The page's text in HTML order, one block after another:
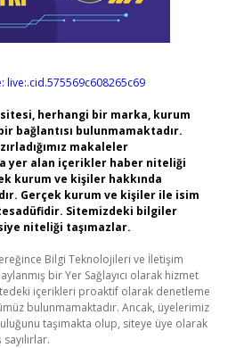
live:.cid.575569c608265c69
herhangi bir marka, kurum
bağlantısı bulunmamaktadır.
makaleler
yer alan içerikler haber niteliği
kurum ve kişiler hakkında
Gerçek kurum ve kişiler ile isim
Sitemizdeki bilgiler
niteliği taşımazlar.
Bilgi Teknolojileri ve İletişim
bir Yer Sağlayıcı olarak hizmet
içerikleri proaktif olarak denetleme
bulunmamaktadır. Ancak, üyelerimiz
taşımakta olup, siteye üye olarak